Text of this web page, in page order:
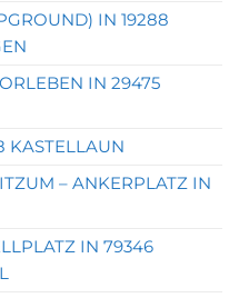
IN 19288
IN 29475
KASTELLAUN
– ANKERPLATZ IN
IN 79346